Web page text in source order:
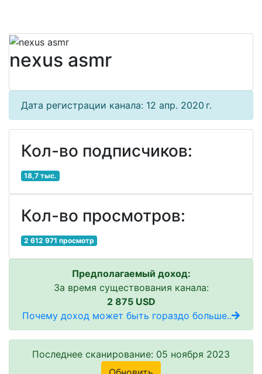
nexus asmr
Дата регистрации канала: 12 апр. 2020 г.
Кол-во подписчиков:
18,7 тыс.
Кол-во просмотров:
2 612 971 просмотр
Предполагаемый доход:
За время существования канала:
2 875 USD
Почему доход может быть гораздо больше..
Последнее сканирование: 05 ноября 2023